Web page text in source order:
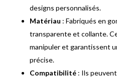
designs personnalisés.
Matériau : Fabriqués en
transparente et collante.
manipuler et garantissent
précise.
Compatibilité: Ils